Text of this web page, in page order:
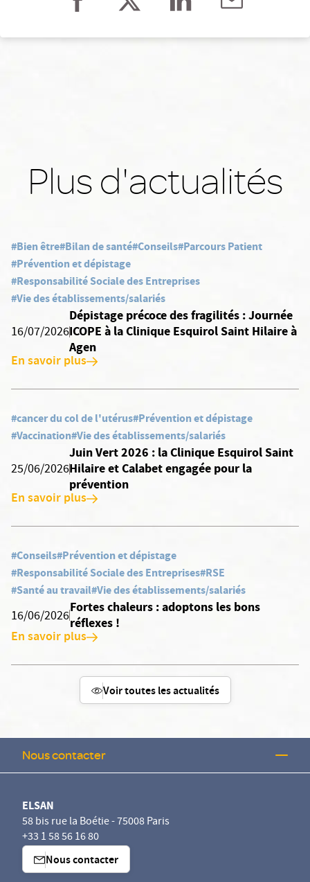
Plus d'actualités
#Bien être#Bilan de santé#Conseils#Parcours Patient
#Prévention et dépistage
#Responsabilité Sociale des Entreprises
#Vie des établissements/salariés
16/07/2026
Dépistage précoce des fragilités : Journée
ICOPE à la Clinique Esquirol Saint Hilaire à
Agen
En savoir plus
#cancer du col de l'utérus#Prévention et dépistage
#Vaccination#Vie des établissements/salariés
25/06/2026
Juin Vert 2026 : la Clinique Esquirol Saint
Hilaire et Calabet engagée pour la
prévention
En savoir plus
#Conseils#Prévention et dépistage
#Responsabilité Sociale des Entreprises#RSE
#Santé au travail#Vie des établissements/salariés
16/06/2026
Fortes chaleurs : adoptons les bons
réflexes !
En savoir plus
Voir toutes les actualités
Nous contacter
ELSAN
58 bis rue la Boétie - 75008 Paris
+33 1 58 56 16 80
Nous contacter